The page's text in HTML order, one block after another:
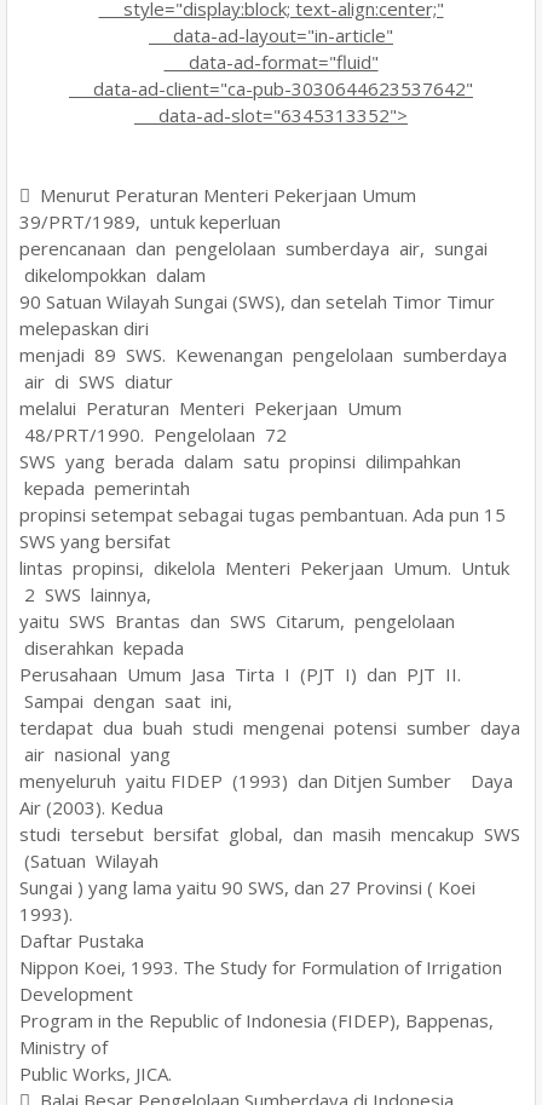
style="display:block; text-align:center;"
data-ad-layout="in-article"
data-ad-format="fluid"
data-ad-client="ca-pub-3030644623537642"
data-ad-slot="6345313352">
 Menurut Peraturan Menteri Pekerjaan Umum
39/PRT/1989, untuk keperluan
perencanaan dan pengelolaan sumberdaya air, sungai
dikelompokkan dalam
90 Satuan Wilayah Sungai (SWS), dan setelah Timor Timur
melepaskan diri
menjadi 89 SWS. Kewenangan pengelolaan sumberdaya
air di SWS diatur
melalui Peraturan Menteri Pekerjaan Umum
48/PRT/1990. Pengelolaan 72
SWS yang berada dalam satu propinsi dilimpahkan
kepada pemerintah
propinsi setempat sebagai tugas pembantuan. Ada pun 15
SWS yang bersifat
lintas propinsi, dikelola Menteri Pekerjaan Umum. Untuk
2 SWS lainnya,
yaitu SWS Brantas dan SWS Citarum, pengelolaan
diserahkan kepada
Perusahaan Umum Jasa Tirta I (PJT I) dan PJT II.
Sampai dengan saat ini,
terdapat dua buah studi mengenai potensi sumber daya
air nasional yang
menyeluruh yaitu FIDEP (1993) dan Ditjen Sumber Daya
Air (2003). Kedua
studi tersebut bersifat global, dan masih mencakup SWS
(Satuan Wilayah
Sungai ) yang lama yaitu 90 SWS, dan 27 Provinsi ( Koei
1993).
Daftar Pustaka
Nippon Koei, 1993. The Study for Formulation of Irrigation
Development
Program in the Republic of Indonesia (FIDEP), Bappenas,
Ministry of
Public Works, JICA.
 Balai Besar Pengelolaan Sumberdaya di Indonesia